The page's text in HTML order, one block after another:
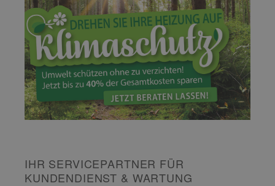
IHR SERVICEPARTNER FÜR
KUNDENDIENST & WARTUNG